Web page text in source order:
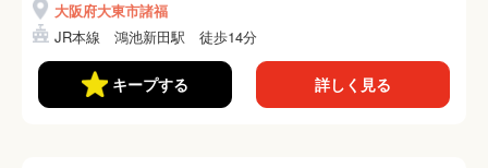
んたんピッキング仕
分け作業
大阪府大東市諸福
JR本線 鴻池新田駅 徒歩14分
キープする 詳しく見る